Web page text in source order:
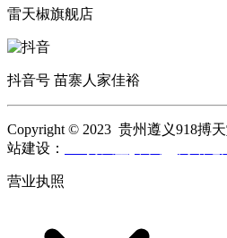
雷天椒旗舰店
抖音号 苗寨人家佳裕
Copyright © 2023 贵州遵义918搏
站建设：
营业执照